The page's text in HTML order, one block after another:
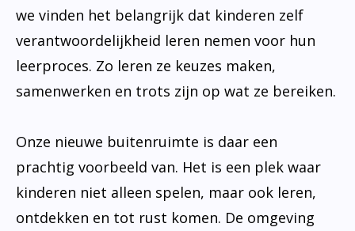
we vinden het belangrijk dat kinderen zelf
verantwoordelijkheid leren nemen voor hun
leerproces. Zo leren ze keuzes maken,
samenwerken en trots zijn op wat ze bereiken.
Onze nieuwe buitenruimte is daar een
prachtig voorbeeld van. Het is een plek waar
kinderen niet alleen spelen, maar ook leren,
ontdekken en tot rust komen. De omgeving